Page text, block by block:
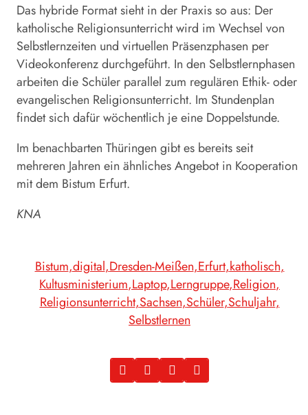
Das hybride Format sieht in der Praxis so aus: Der
katholische Religionsunterricht wird im Wechsel von
Selbstlernzeiten und virtuellen Präsenzphasen per
Videokonferenz durchgeführt. In den Selbstlernphasen
arbeiten die Schüler parallel zum regulären Ethik- oder
evangelischen Religionsunterricht. Im Stundenplan
findet sich dafür wöchentlich je eine Doppelstunde.
Im benachbarten Thüringen gibt es bereits seit
mehreren Jahren ein ähnliches Angebot in Kooperation
mit dem Bistum Erfurt.
KNA
Bistum digital Dresden-Meißen Erfurt katholisch
Kultusministerium Laptop Lerngruppe Religion
Religionsunterricht Sachsen Schüler Schuljahr
Selbstlernen